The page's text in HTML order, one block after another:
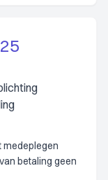
medeplegen
betaling geen